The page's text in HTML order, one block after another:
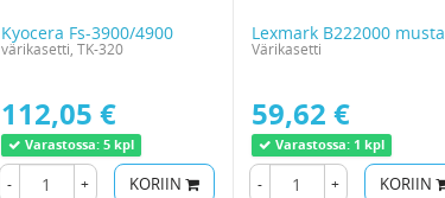
Kyocera Fs-3900/4900
värikasetti, TK-320
112,05 €
Varastossa: 5 kpl
- + KORIIN
Lexmark B222000 musta
Värikasetti
59,62 €
Varastossa: 1 kpl
- + KORIIN